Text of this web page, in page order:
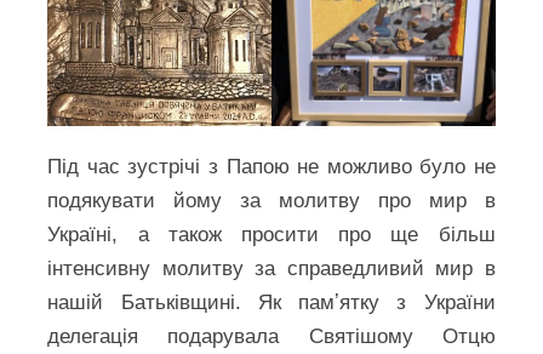
Під час зустрічі з Папою не можливо було не
подякувати йому за молитву про мир в
Україні, а також просити про ще більш
інтенсивну молитву за справедливий мир в
нашій Батьківщині. Як памʼятку з України
делегація подарувала Святішому Отцю